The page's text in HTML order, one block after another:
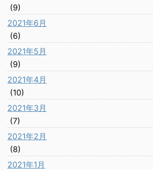
(9)
2021年6月
(6)
2021年5月
(9)
2021年4月
(10)
2021年3月
(7)
2021年2月
(8)
2021年1月